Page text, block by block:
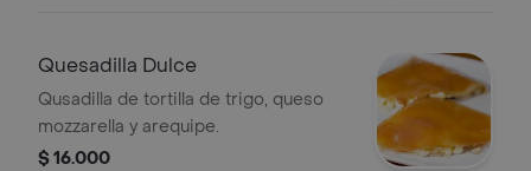
Quesadilla Dulce
Qusadilla de tortilla de trigo, queso
mozzarella y arequipe.
$ 16.000